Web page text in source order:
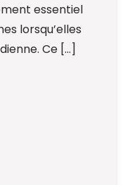
essentiel
lorsqu’elles
Ce […]